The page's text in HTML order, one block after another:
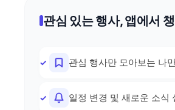
관심 있는 행사, 앱에서
관심 행사만 모아보는 나
일정 변경 및 새로운 소식